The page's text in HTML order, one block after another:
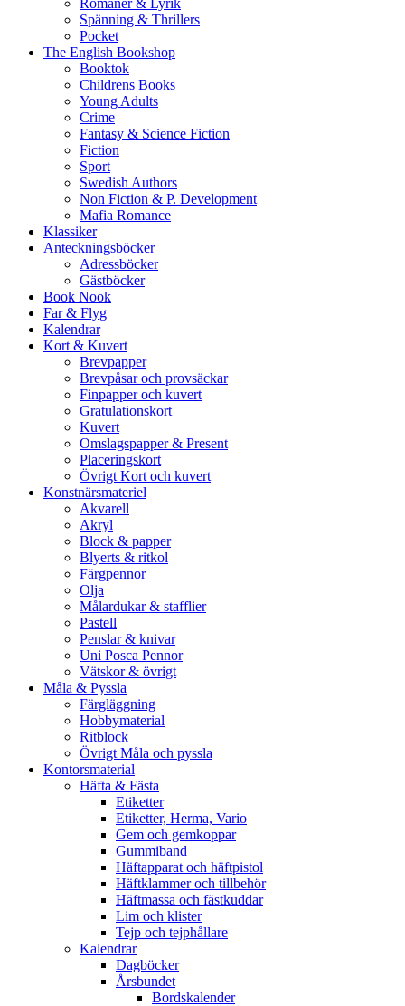
Romaner & Lyrik
Spänning & Thrillers
Pocket
The English Bookshop
Booktok
Childrens Books
Young Adults
Crime
Fantasy & Science Fiction
Fiction
Sport
Swedish Authors
Non Fiction & P. Development
Mafia Romance
Klassiker
Anteckningsböcker
Adressböcker
Gästböcker
Book Nook
Far & Flyg
Kalendrar
Kort & Kuvert
Brevpapper
Brevpåsar och provsäckar
Finpapper och kuvert
Gratulationskort
Kuvert
Omslagspapper & Present
Placeringskort
Övrigt Kort och kuvert
Konstnärsmateriel
Akvarell
Akryl
Block & papper
Blyerts & ritkol
Färgpennor
Olja
Målardukar & stafflier
Pastell
Penslar & knivar
Uni Posca Pennor
Vätskor & övrigt
Måla & Pyssla
Färgläggning
Hobbymaterial
Ritblock
Övrigt Måla och pyssla
Kontorsmaterial
Häfta & Fästa
Etiketter
Etiketter, Herma, Vario
Gem och gemkoppar
Gummiband
Häftapparat och häftpistol
Häftklammer och tillbehör
Häftmassa och fästkuddar
Lim och klister
Tejp och tejphållare
Kalendrar
Dagböcker
Årsbundet
Bordskalender